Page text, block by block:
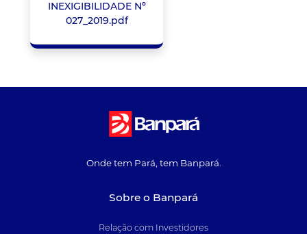
INEXIGIBILIDADE Nº
027_2019.pdf
Onde tem Pará, tem Banpará.
Sobre o Banpará
Relação com Investidores